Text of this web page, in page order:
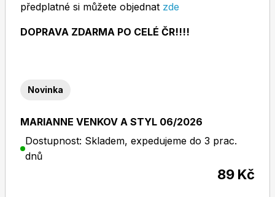
Sudoku a křížovky Burda Best of Plus
milovníci domácích mazlíčků nebo děti, které prostě
obrázkové časopisy milují.
předplatné si můžete objednat zde
DOPRAVA ZDARMA PO CELÉ ČR!!!!
Novinka
MARIANNE VENKOV A STYL 06/2026
Dostupnost: Skladem, expedujeme do 3 prac.
dnů
89 Kč